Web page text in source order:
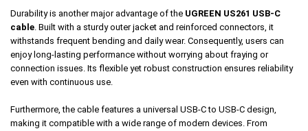
Durability is another major advantage of the UGREEN US261 USB-C
cable. Built with a sturdy outer jacket and reinforced connectors, it
withstands frequent bending and daily wear. Consequently, users can
enjoy long-lasting performance without worrying about fraying or
connection issues. Its flexible yet robust construction ensures reliability
even with continuous use.
Furthermore, the cable features a universal USB-C to USB-C design,
making it compatible with a wide range of modern devices. From